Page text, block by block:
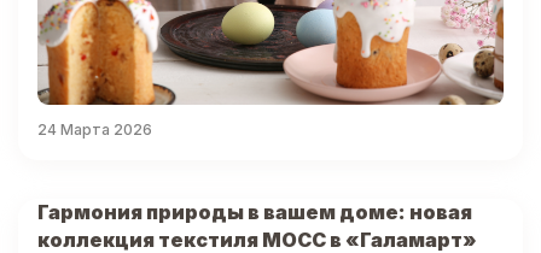
24 Марта 2026
Гармония природы в вашем доме: новая
коллекция текстиля МОСС в «Галамарт»